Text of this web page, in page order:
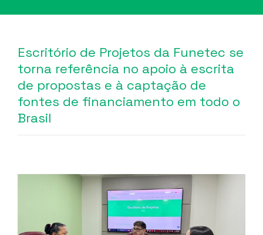
Escritório de Projetos da Funetec se
torna referência no apoio à escrita
de propostas e à captação de
fontes de financiamento em todo o
Brasil